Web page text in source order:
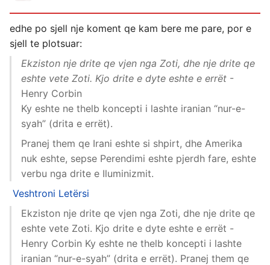
edhe po sjell nje koment qe kam bere me pare, por e
sjell te plotsuar:
Ekziston nje drite qe vjen nga Zoti, dhe nje drite qe
eshte vete Zoti. Kjo drite e dyte eshte e errët -
Henry Corbin
Ky eshte ne thelb koncepti i lashte iranian “nur-e-
syah” (drita e errët).
Pranej them qe Irani eshte si shpirt, dhe Amerika
nuk eshte, sepse Perendimi eshte pjerdh fare, eshte
verbu nga drite e Iluminizmit.
Veshtroni Letërsi
Ekziston nje drite qe vjen nga Zoti, dhe nje drite qe
eshte vete Zoti. Kjo drite e dyte eshte e errët -
Henry Corbin Ky eshte ne thelb koncepti i lashte
iranian “nur-e-syah” (drita e errët). Pranej them qe